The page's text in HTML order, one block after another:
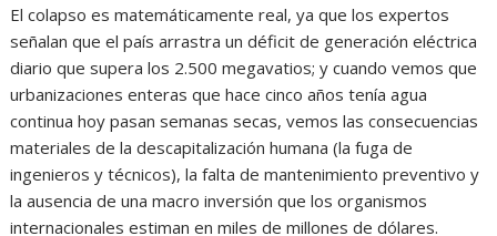
El colapso es matemáticamente real, ya que los expertos
señalan que el país arrastra un déficit de generación eléctrica
diario que supera los 2.500 megavatios; y cuando vemos que
urbanizaciones enteras que hace cinco años tenía agua
continua hoy pasan semanas secas, vemos las consecuencias
materiales de la descapitalización humana (la fuga de
ingenieros y técnicos), la falta de mantenimiento preventivo y
la ausencia de una macro inversión que los organismos
internacionales estiman en miles de millones de dólares.